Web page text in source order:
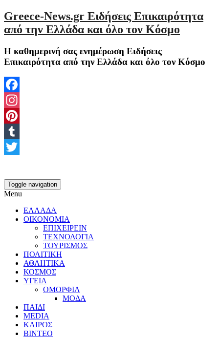
Greece-News.gr Ειδήσεις Επικαιρότητα
από την Ελλάδα και όλο τον Κόσμο
Η καθημερινή σας ενημέρωση Ειδήσεις
Επικαιρότητα από την Ελλάδα και όλο τον Κόσμο
Facebook
Instagram
Pinterest
Tumblr
Toggle navigation
Menu
ΕΛΛΑΔΑ
ΟΙΚΟΝΟΜΙΑ
ΕΠΙΧΕΙΡΕΙΝ
ΤΕΧΝΟΛΟΓΙΑ
ΤΟΥΡΙΣΜΟΣ
ΠΟΛΙΤΙΚΗ
ΑΘΛΗΤΙΚΑ
ΚΟΣΜΟΣ
ΥΓΕΙΑ
ΟΜΟΡΦΙΑ
ΜΟΔΑ
ΠΑΙΔΙ
MEDIA
ΚΑΙΡΟΣ
ΒΙΝΤΕΟ